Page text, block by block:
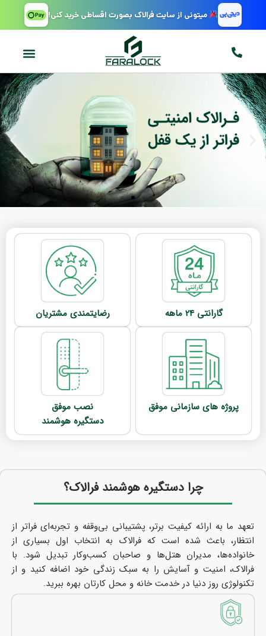
میتونی از سایت فرالاک بصورت اقساطی خرید کنی!
گارانتی 24 ماهه رضایتمندی مشتریان
پروژه های سازمانی موفق
نصب موفق
دستگیره هوشمند
چرا دستگیره هوشمند فرالاک؟
تعهد ما به ارائه کیفیت برتر، پشتیبانی بی‌وقفه و تجربه‌ای فراتر از
انتظار، باعث شده است که فرالاک به انتخاب اول بسیاری از
خانواده‌ها، مدیران هتل‌ها و صاحبان کسب‌وکار تبدیل شود. با
فرالاک، امنیت و آسایش را به سبک زندگی خود اضافه کنید و از
تکنولوژی روز دنیا در خدمت خانه و محل کارتان بهره ببرید.